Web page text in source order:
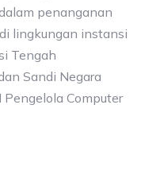
penanganan
lingkungan instansi
Tengah
Sandi Negara
Computer